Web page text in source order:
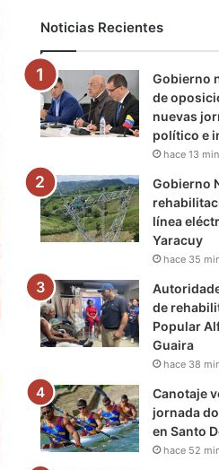
o
k
r
e
Noticias Recientes
Gobierno
de
nuevas
político e
hace 13
Gobierno
línea
Yaracuy
hace 35
de
Popular
Guaira
hace 38
Canotaje
jornada
en Santo
hace 52